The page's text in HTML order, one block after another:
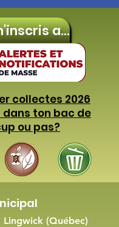
Je m'inscris aux
collectes 2026
ton bac de
ou pas?
(Québec)